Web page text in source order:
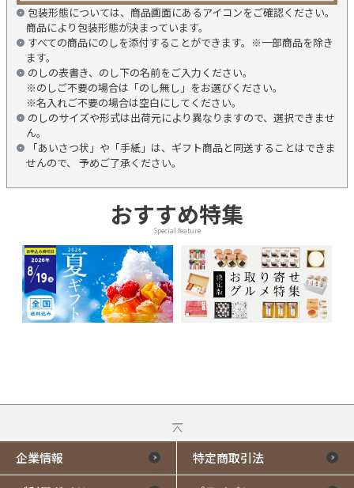
包装形態については、商品画面にあるアイコンをご確認ください。
商品により包装形態が決まっています。
すべての商品にのしを添付することができます。※一部商品を除き
ます。
のしの表書き、のし下の名前をご入力ください。
※のしご不要の場合は「のし無し」をお選びください。
※名入れご不要の場合は空白にしてください。
のしのサイズや形式は出荷元により異なりますので、選択できませ
ん。
「あいさつ状」や「手紙」は、ギフト商品と同送することはできま
せんので、 予めご了承ください。
おすすめ特集
Special feature
企業情報 特定商取引法